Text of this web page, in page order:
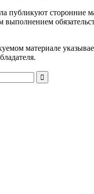
публикуют сторонние
выполнением
материале